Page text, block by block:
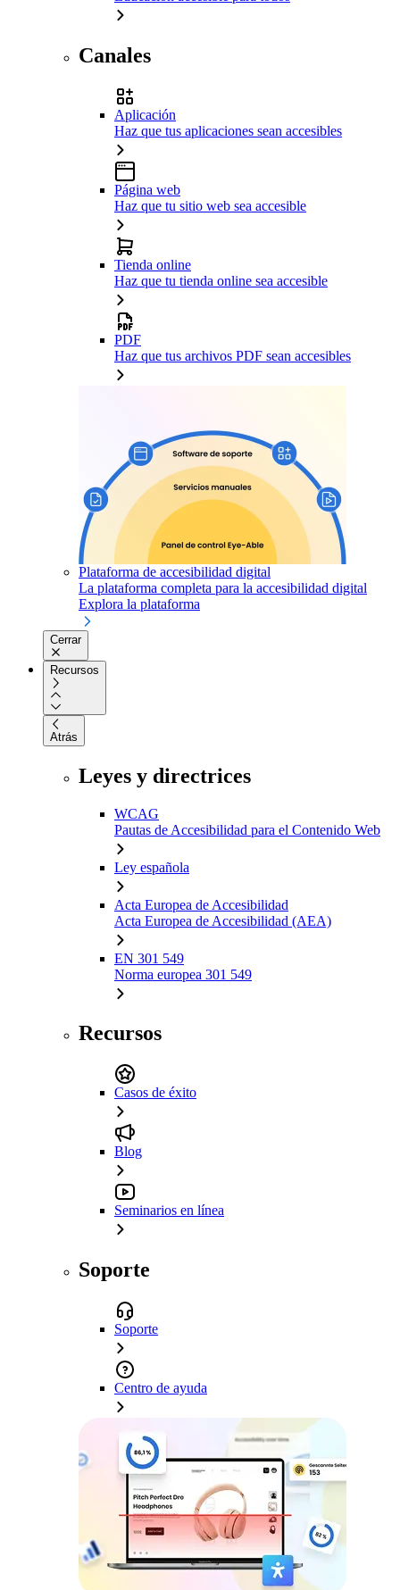
Canales
Aplicación
Haz que tus aplicaciones sean accesibles
Página web
Haz que tu sitio web sea accesible
Tienda online
Haz que tu tienda online sea accesible
PDF
Haz que tus archivos PDF sean accesibles
Plataforma de accesibilidad digital
La plataforma completa para la accesibilidad digital
Explora la plataforma
Cerrar
Recursos
Atrás
Leyes y directrices
WCAG
Pautas de Accesibilidad para el Contenido Web
Ley española
Acta Europea de Accesibilidad
Acta Europea de Accesibilidad (AEA)
EN 301 549
Norma europea 301 549
Recursos
Casos de éxito
Blog
Seminarios en línea
Soporte
Soporte
Centro de ayuda